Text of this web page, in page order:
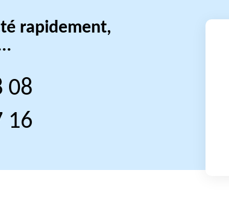
rapidement,
08
16